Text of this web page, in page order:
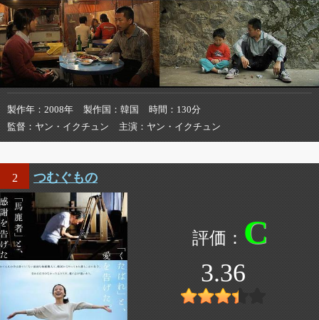
製作年 2008年 製作国 韓国 時間
130分
監督
ヤン・イクチュン 主演 ヤン・イクチュン
2 つむぐもの
C
3.36